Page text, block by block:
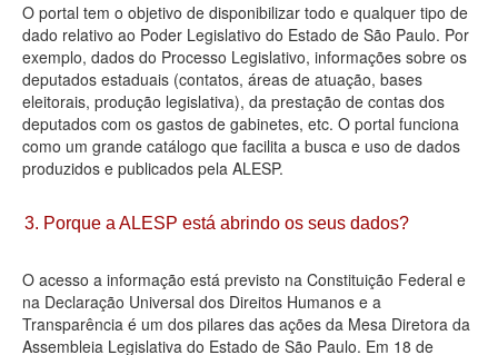
Agenda
Perguntas frequentes
Contato
O portal tem o objetivo de disponibilizar todo e qualquer tipo de
dado relativo ao Poder Legislativo do Estado de São Paulo. Por
exemplo, dados do Processo Legislativo, informações sobre os
deputados estaduais (contatos, áreas de atuação, bases
eleitorais, produção legislativa), da prestação de contas dos
deputados com os gastos de gabinetes, etc. O portal funciona
como um grande catálogo que facilita a busca e uso de dados
produzidos e publicados pela ALESP.
3. Porque a ALESP está abrindo os seus dados?
O acesso a informação está previsto na Constituição Federal e
na Declaração Universal dos Direitos Humanos e a
Transparência é um dos pilares das ações da Mesa Diretora da
Assembleia Legislativa do Estado de São Paulo. Em 18 de